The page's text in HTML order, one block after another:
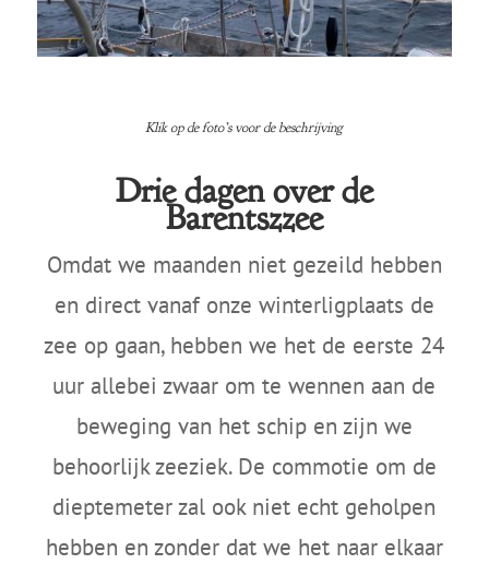
Klik op de foto’s voor de beschrijving
Drie dagen over de
Barentszzee
Omdat we maanden niet gezeild hebben
en direct vanaf onze winterligplaats de
zee op gaan, hebben we het de eerste 24
uur allebei zwaar om te wennen aan de
beweging van het schip en zijn we
behoorlijk zeeziek. De commotie om de
dieptemeter zal ook niet echt geholpen
hebben en zonder dat we het naar elkaar